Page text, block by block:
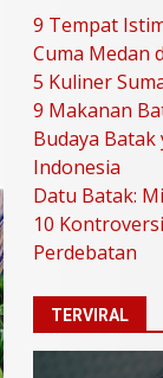
2
3
9 Tempat
Cuma Medan
5 Kuliner
9 Makanan
Budaya
Indonesia
Datu Batak:
10
Perdebatan
TERVIRAL